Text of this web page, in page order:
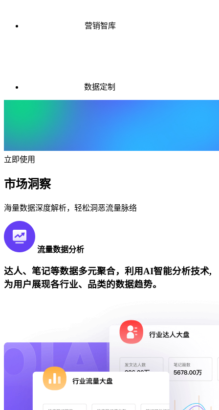
营销智库
数据定制
立即使用
市场洞察
海量数据深度解析，轻松洞恶流量脉络
流量数据分析
达人、笔记等数据多元聚合，利用AI智能分析技术,
为用户展现各行业、品类的数据趋势。